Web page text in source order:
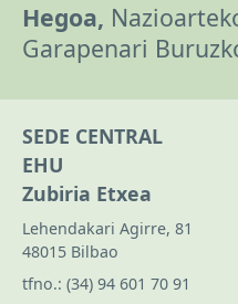
Hegoa,
Garapenari
SEDE CENTRAL
EHU
Zubiria Etxea
Lehendakari Agirre, 81
48015 Bilbao
tfno.: (34) 94 601 70 91